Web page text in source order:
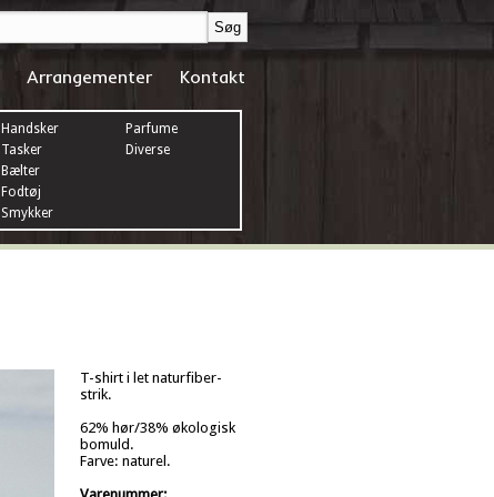
Handsker
Tasker
Bælter
Fodtøj
Smykker
Parfume
Diverse
Arrangementer Kontakt
T-shirt i let naturfiber-
strik.
62% hør/38% økologisk
bomuld.
Farve: naturel.